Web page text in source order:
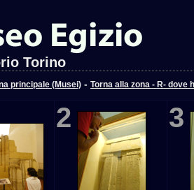
Torino
principale (Musei) - Torna alla zona - R- dove
2 3